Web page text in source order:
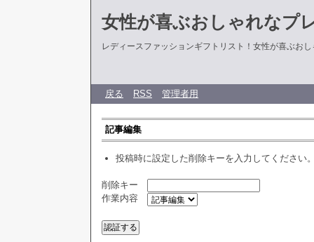
女性が喜ぶおしゃれなプ
レディースファッションギフトリスト！女性が喜ぶお
戻る RSS 管理者用
記事編集
投稿時に設定した削除キーを入力してください
削除キー
作業内容